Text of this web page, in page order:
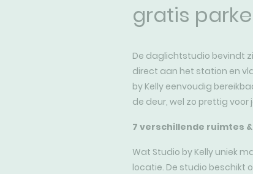
gratis
De daglichtstudio bevindt
direct aan het station en
by Kelly eenvoudig
de deur, wel zo prettig voor
7 verschillende ruimtes
Wat Studio by Kelly uniek
locatie. De studio beschikt